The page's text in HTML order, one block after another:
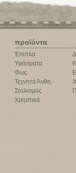
προϊόντα
Έπιπλα
Υφάσματα
Φως
Τεχνητά Άνθη -
Στολισμός
Χρηστικά